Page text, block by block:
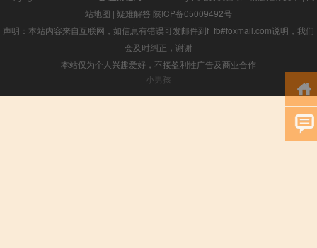
站地图 | 疑难解答 陕ICP备05009492号
声明：本站内容来自互联网，如信息有错误可发邮件到f_fb#foxmail.com说明，我们
会及时纠正，谢谢
本站仅为个人兴趣爱好，不接盈利性广告及商业合作
小男孩